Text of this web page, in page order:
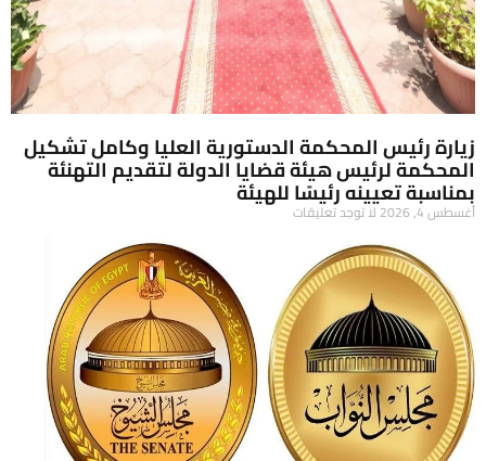
زيارة رئيس المحكمة الدستورية العليا وكامل تشكيل
المحكمة لرئيس هيئة قضايا الدولة لتقديم التهنئة
بمناسبة تعيينه رئيسًا للهيئة
أغسطس 4, 2026 لا توجد تعليقات